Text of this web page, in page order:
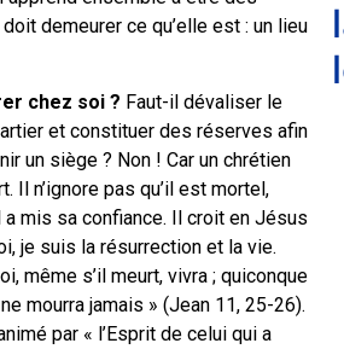
demeurer ce qu’elle est : un lieu
chez soi ? Faut-il dévaliser le
et constituer des réserves afin
un siège ? Non ! Car un chrétien
Il n’ignore pas qu’il est mortel,
mis sa confiance. Il croit en Jésus
je suis la résurrection et la vie.
même s’il meurt, vivra ; quiconque
mourra jamais » (Jean 11, 25-26).
par « l’Esprit de celui qui a